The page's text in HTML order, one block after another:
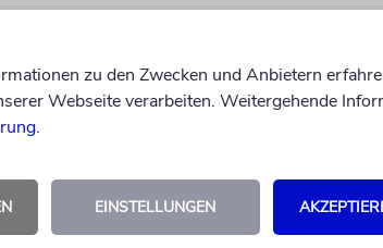
demokratischer Willensbildung
aufzuzeigen, sagte
bereite ihr Pegida, die
zu den Zwecken und Anbietern
Webseite verarbeiten. Weitergehende
.
EINSTELLUNGEN